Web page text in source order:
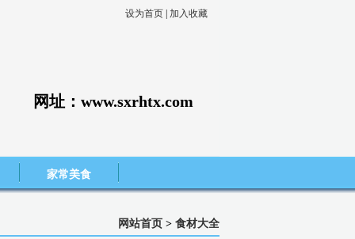
设为首页 加入收藏
网址：www.sxrhtx.com
家常美食
网站首页 > 食材大全